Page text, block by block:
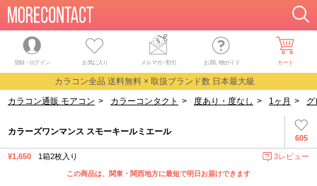
登録・ログイン お気に入り メルマガ・割引 お買い物ガイド カート
カラコン全品 送料無料 × 取扱ブランド数 日本最大級
カラコン通販 モアコン > カラーコンタクト > 度あり・度なし > 1ヶ月 > グ
605
カラーズワンマンス スモーキールミエール
¥1,650 1箱2枚入り 3レビュー
この商品は、関東・関西地方に最短で明日お届けできます